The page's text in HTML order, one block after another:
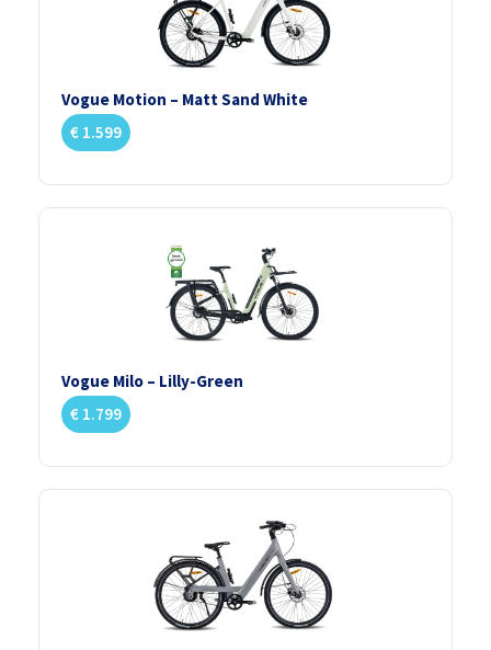
Vogue Motion – Matt Sand White
€ 1.599
Vogue Milo – Lilly-Green
€ 1.799